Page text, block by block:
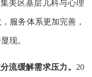
美区基层儿科与心理
服务体系更加完善，
现。
流缓解需求压力。 20